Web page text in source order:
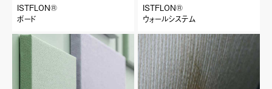
ISTFLON®︎
ボード
ISTFLON®︎
ウォールシステム